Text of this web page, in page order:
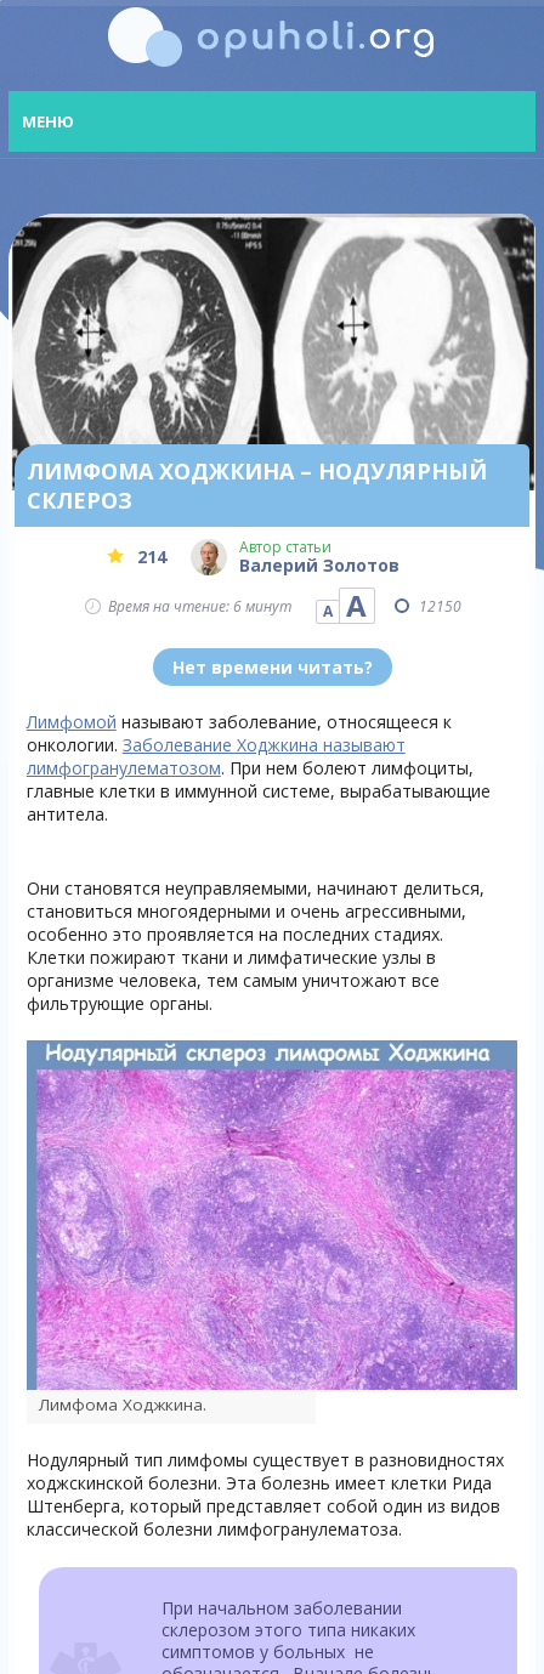
МЕНЮ
ЛИМФОМА ХОДЖКИНА – НОДУЛЯРНЫЙ
СКЛЕРОЗ
214 Автор статьи
Валерий Золотов
Время на чтение: 6 минут А А 12150
Нет времени читать?
Лимфомой называют заболевание, относящееся к
онкологии. Заболевание Ходжкина называют
лимфогранулематозом. При нем болеют лимфоциты,
главные клетки в иммунной системе, вырабатывающие
антитела.
Они становятся неуправляемыми, начинают делиться,
становиться многоядерными и очень агрессивными,
особенно это проявляется на последних стадиях.
Клетки пожирают ткани и лимфатические узлы в
организме человека, тем самым уничтожают все
фильтрующие органы.
Лимфома Ходжкина.
Нодулярный тип лимфомы существует в разновидностях
ходжскинской болезни. Эта болезнь имеет клетки Рида
Штенберга, который представляет собой один из видов
классической болезни лимфогранулематоза.
При начальном заболевании
склерозом этого типа никаких
симптомов у больных не